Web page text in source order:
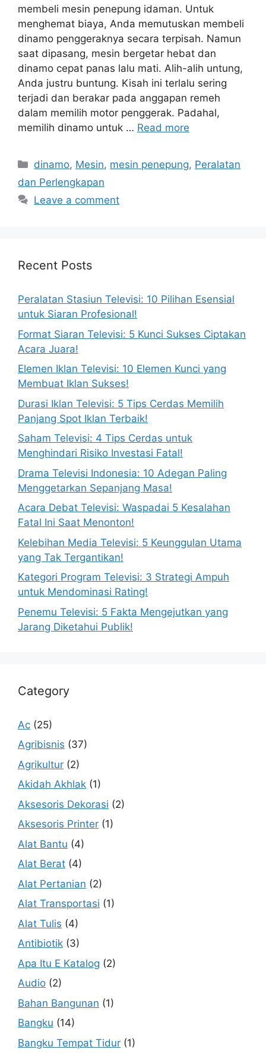
membeli mesin penepung idaman. Untuk
menghemat biaya, Anda memutuskan membeli
dinamo penggeraknya secara terpisah. Namun
saat dipasang, mesin bergetar hebat dan
dinamo cepat panas lalu mati. Alih-alih untung,
Anda justru buntung. Kisah ini terlalu sering
terjadi dan berakar pada anggapan remeh
dalam memilih motor penggerak. Padahal,
memilih dinamo untuk … Read more
Categories
dinamo, Mesin, mesin penepung, Peralatan
dan Perlengkapan
Leave a comment
Recent Posts
Peralatan Stasiun Televisi: 10 Pilihan Esensial
untuk Siaran Profesional!
Format Siaran Televisi: 5 Kunci Sukses Ciptakan
Acara Juara!
Elemen Iklan Televisi: 10 Elemen Kunci yang
Membuat Iklan Sukses!
Durasi Iklan Televisi: 5 Tips Cerdas Memilih
Panjang Spot Iklan Terbaik!
Saham Televisi: 4 Tips Cerdas untuk
Menghindari Risiko Investasi Fatal!
Drama Televisi Indonesia: 10 Adegan Paling
Menggetarkan Sepanjang Masa!
Acara Debat Televisi: Waspadai 5 Kesalahan
Fatal Ini Saat Menonton!
Kelebihan Media Televisi: 5 Keunggulan Utama
yang Tak Tergantikan!
Kategori Program Televisi: 3 Strategi Ampuh
untuk Mendominasi Rating!
Penemu Televisi: 5 Fakta Mengejutkan yang
Jarang Diketahui Publik!
Category
Ac (25)
Agribisnis (37)
Agrikultur (2)
Akidah Akhlak (1)
Aksesoris Dekorasi (2)
Aksesoris Printer (1)
Alat Bantu (4)
Alat Berat (4)
Alat Pertanian (2)
Alat Transportasi (1)
Alat Tulis (4)
Antibiotik (3)
Apa Itu E Katalog (2)
Audio (2)
Bahan Bangunan (1)
Bangku (14)
Bangku Tempat Tidur (1)